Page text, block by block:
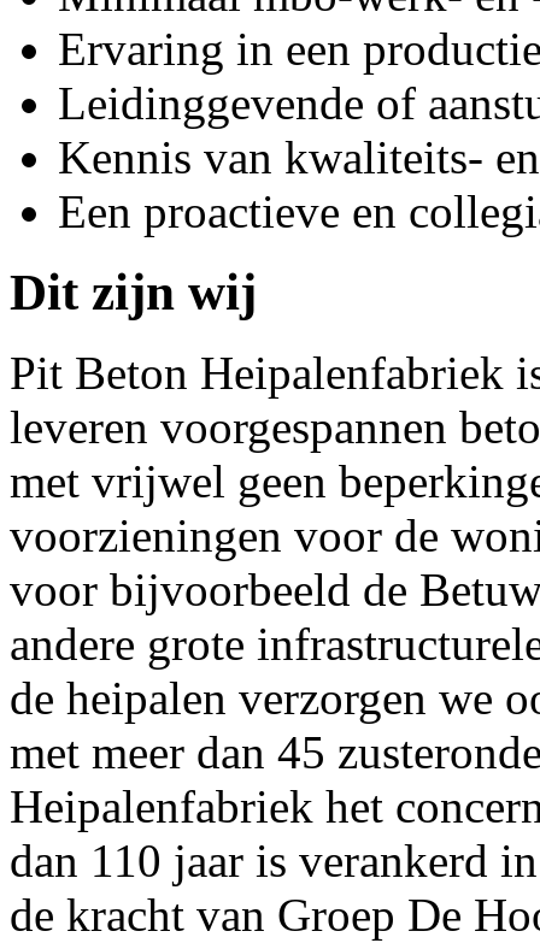
Ervaring in een
Leidinggevende of
Kennis van kwaliteits-
Een proactieve en
Dit zijn wij
Pit Beton Heipalenfabriek
leveren voorgespannen
met vrijwel geen
voorzieningen voor de
voor bijvoorbeeld de
andere grote
de heipalen verzorgen we
met meer dan 45
Heipalenfabriek het
dan 110 jaar is verankerd
de kracht van Groep De